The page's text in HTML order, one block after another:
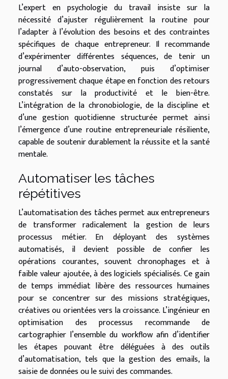
L’expert en psychologie du travail insiste sur la
nécessité d’ajuster régulièrement la routine pour
l’adapter à l’évolution des besoins et des contraintes
spécifiques de chaque entrepreneur. Il recommande
d’expérimenter différentes séquences, de tenir un
journal d’auto-observation, puis d’optimiser
progressivement chaque étape en fonction des retours
constatés sur la productivité et le bien-être.
L’intégration de la chronobiologie, de la discipline et
d’une gestion quotidienne structurée permet ainsi
l’émergence d’une routine entrepreneuriale résiliente,
capable de soutenir durablement la réussite et la santé
mentale.
Automatiser les tâches
répétitives
L’automatisation des tâches permet aux entrepreneurs
de transformer radicalement la gestion de leurs
processus métier. En déployant des systèmes
automatisés, il devient possible de confier les
opérations courantes, souvent chronophages et à
faible valeur ajoutée, à des logiciels spécialisés. Ce gain
de temps immédiat libère des ressources humaines
pour se concentrer sur des missions stratégiques,
créatives ou orientées vers la croissance. L’ingénieur en
optimisation des processus recommande de
cartographier l’ensemble du workflow afin d’identifier
les étapes pouvant être déléguées à des outils
d’automatisation, tels que la gestion des emails, la
saisie de données ou le suivi des commandes.